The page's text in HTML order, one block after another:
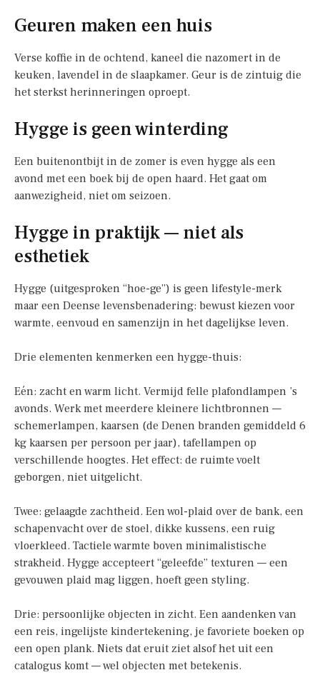
Geuren maken een huis
Verse koffie in de ochtend, kaneel die nazomert in de
keuken, lavendel in de slaapkamer. Geur is de zintuig die
het sterkst herinneringen oproept.
Hygge is geen winterding
Een buitenontbijt in de zomer is even hygge als een
avond met een boek bij de open haard. Het gaat om
aanwezigheid, niet om seizoen.
Hygge in praktijk — niet als
esthetiek
Hygge (uitgesproken “hoe-ge”) is geen lifestyle-merk
maar een Deense levensbenadering: bewust kiezen voor
warmte, eenvoud en samenzijn in het dagelijkse leven.
Drie elementen kenmerken een hygge-thuis:
Eén: zacht en warm licht. Vermijd felle plafondlampen ’s
avonds. Werk met meerdere kleinere lichtbronnen —
schemerlampen, kaarsen (de Denen branden gemiddeld 6
kg kaarsen per persoon per jaar), tafellampen op
verschillende hoogtes. Het effect: de ruimte voelt
geborgen, niet uitgelicht.
Twee: gelaagde zachtheid. Een wol-plaid over de bank, een
schapenvacht over de stoel, dikke kussens, een ruig
vloerkleed. Tactiele warmte boven minimalistische
strakheid. Hygge accepteert “geleefde” texturen — een
gevouwen plaid mag liggen, hoeft geen styling.
Drie: persoonlijke objecten in zicht. Een aandenken van
een reis, ingelijste kindertekening, je favoriete boeken op
een open plank. Niets dat eruit ziet alsof het uit een
catalogus komt — wel objecten met betekenis.